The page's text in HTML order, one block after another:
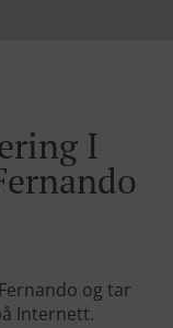
I
og tar
Internett.